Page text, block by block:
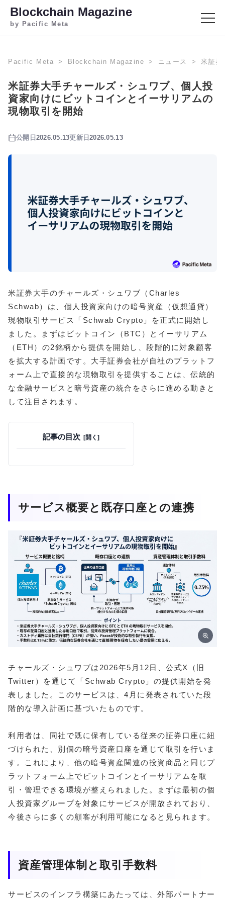
Blockchain Magazine
by Pacific Meta
Pacific Meta Blockchain Magazine ニュース 米証券
米証券大手チャールズ・シュワブ、個人投
資家向けにビットコインとイーサリアムの
現物取引を開始
公開日 2026.05.13更新日2026.05.13
米証券大手のチャールズ・シュワブ（Charles
Schwab）は、個人投資家向けの暗号資産（仮想通貨）
現物取引サービス「Schwab Crypto」を正式に開始し
ました。まずはビットコイン（BTC）とイーサリアム
（ETH）の2銘柄から提供を開始し、段階的に対象顧客
を拡大する計画です。大手証券会社が自社のプラットフ
ォーム上で直接的な現物取引を提供することは、伝統的
な金融サービスと暗号資産の統合をさらに進める動きと
して注目されます。
記事の目次
サービス概要と既存口座との連携
チャールズ・シュワブは2026年5月12日、公式X（旧
Twitter）を通じて「Schwab Crypto」の提供開始を発
表しました。このサービスは、4月に発表されていた段
階的な導入計画に基づいたものです。
利用者は、同社で既に保有している従来の証券口座に紐
づけられた、別個の暗号資産口座を通じて取引を行いま
す。これにより、他の暗号資産関連の投資商品と同じプ
ラットフォーム上でビットコインとイーサリアムを取
引・管理できる環境が整えられました。まずは最初の個
人投資家グループを対象にサービスが開放されており、
今後さらに多くの顧客が利用可能になると見られます。
資産管理体制と取引手数料
サービスのインフラ構築にあたっては、外部パートナー